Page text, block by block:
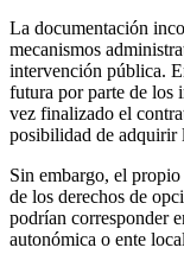
La documentación
mecanismos
intervención pública.
futura por parte de los
vez finalizado el
posibilidad de adquirir
Sin embargo, el
de los derechos de
podrían corresponder
autonómica o ente